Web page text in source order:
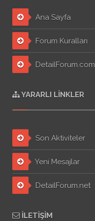
Ana Sayfa
Forum Kuralları
DetailForum.com
YARARLI LINKLER
Son Aktiviteler
Yeni Mesajlar
DetailForum.net
İLETIŞIM